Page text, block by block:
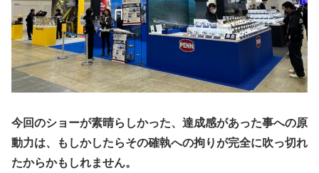
今回のショーが素晴らしかった、達成感があった事への原
動力は、もしかしたらその確執への拘りが完全に吹っ切れ
たからかもしれません。